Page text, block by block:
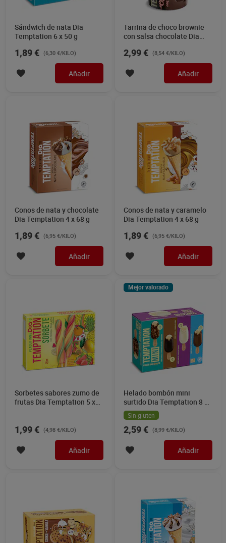
Sándwich de nata Dia
Temptation 6 x 50 g
1,89 € (6,30 €/KILO)
Añadir
Tarrina de choco brownie
con salsa chocolate Dia
2,99 € (8,54 €/KILO)
Añadir
Conos de nata y chocolate
Dia Temptation 4 x 68 g
1,89 € (6,95 €/KILO)
Añadir
Conos de nata y caramelo
Dia Temptation 4 x 68 g
1,89 € (6,95 €/KILO)
Añadir
Sorbetes sabores zumo de
frutas Dia Temptation 5 x
1,99 € (4,98 €/KILO)
Añadir
Mejor valorado
Helado bombón mini
surtido Dia Temptation 8 x
36 g
Sin gluten
2,59 € (8,99 €/KILO)
Añadir